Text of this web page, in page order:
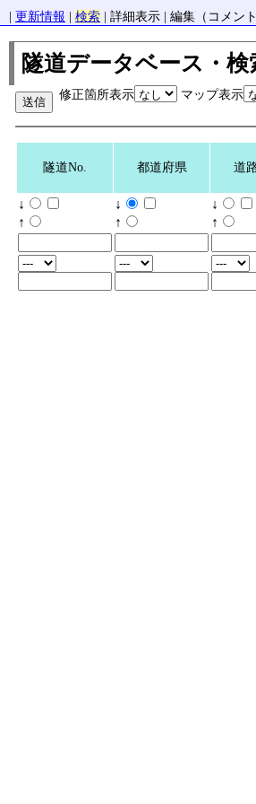
更新情報 検索 | 詳細表示 | 編集（コメン
隧道データベース・検
修正箇所表示 マップ表示
隧道No. 都道府県 道
↓
↑
↓
↑
↓
↑